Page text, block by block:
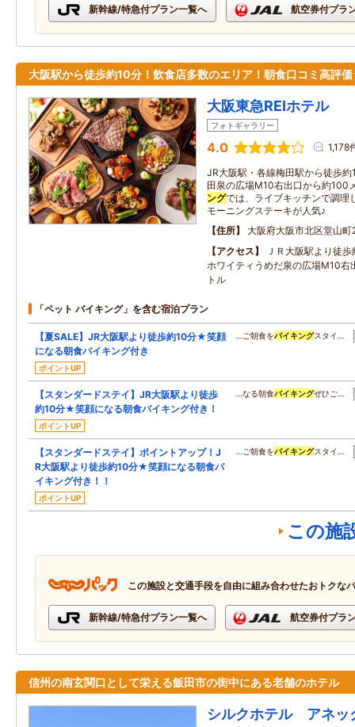
新幹線/特急付プラン一覧へ 航空券付プラ
大阪駅から徒歩約10分！飲食店多数のエリア！朝食口コミ高評
大阪東急REIホテル
フォトギャラリー
4.0 1,178
JR大阪駅・各線梅田駅から徒歩
田泉の広場M10右出口から約100
ングでは、ライブキッチンで調理
モーニングステーキが人気♪
住所
大阪府大阪市北区堂山町
アクセス
ＪＲ大阪駅より徒
ホワイティうめだ泉の広場M10右
トル
「ペット バイキング」を含む宿泊プラン
【夏SALE】JR大阪駅より徒歩約10分★笑顔
になる朝食バイキング付き
ポイントUP
…ご朝食をバイキングスタイ…
【スタンダードステイ】JR大阪駅より徒歩
約10分★笑顔になる朝食バイキング付き！
ポイントUP
…なる朝食バイキングぜひご…
【スタンダードステイ】ポイントアップ！J
R大阪駅より徒歩約10分★笑顔になる朝食バ
イキング付き！！
ポイントUP
…ご朝食をバイキングスタイ…
この施
この施設と交通手段を自由に組み合わせたおトクな
新幹線/特急付プラン一覧へ 航空券付プラ
信州の南玄関口として栄える飯田市の街中にある老舗のホテル
シルクホテル アネッ